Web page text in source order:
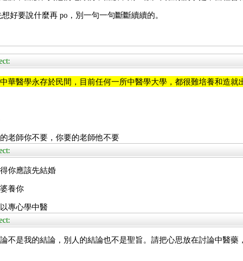
好要說什麼再 po，別一句一句斷斷續續的。
華醫學永存於民間，目前任何一所中醫學大學，都很難培養和造就
老師你不要，你要的老師他不要
你應該先結婚
養你
專心學中醫
不是我的結論，別人的結論也不是聖旨。請把心思放在討論中醫